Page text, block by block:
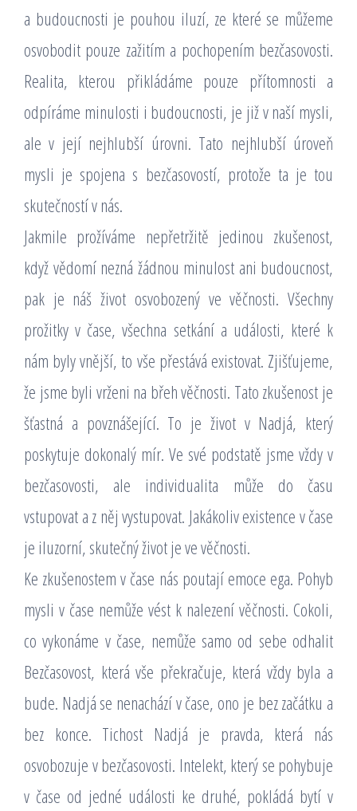
a budoucnosti je pouhou iluzí, ze které se můžeme
osvobodit pouze zažitím a pochopením bezčasovosti.
Realita, kterou přikládáme pouze přítomnosti a
odpíráme minulosti i budoucnosti, je již v naší mysli,
ale v její nejhlubší úrovni. Tato nejhlubší úroveň
mysli je spojena s bezčasovostí, protože ta je tou
skutečností v nás.
Jakmile prožíváme nepřetržitě jedinou zkušenost,
když vědomí nezná žádnou minulost ani budoucnost,
pak je náš život osvobozený ve věčnosti. Všechny
prožitky v čase, všechna setkání a události, které k
nám byly vnější, to vše přestává existovat. Zjišťujeme,
že jsme byli vrženi na břeh věčnosti. Tato zkušenost je
šťastná a povznášející. To je život v Nadjá, který
poskytuje dokonalý mír. Ve své podstatě jsme vždy v
bezčasovosti, ale individualita může do času
vstupovat a z něj vystupovat. Jakákoliv existence v čase
je iluzorní, skutečný život je ve věčnosti.
Ke zkušenostem v čase nás poutají emoce ega. Pohyb
mysli v čase nemůže vést k nalezení věčnosti. Cokoli,
co vykonáme v čase, nemůže samo od sebe odhalit
Bezčasovost, která vše překračuje, která vždy byla a
bude. Nadjá se nenachází v čase, ono je bez začátku a
bez konce. Tichost Nadjá je pravda, která nás
osvobozuje v bezčasovosti. Intelekt, který se pohybuje
v čase od jedné události ke druhé, pokládá bytí v